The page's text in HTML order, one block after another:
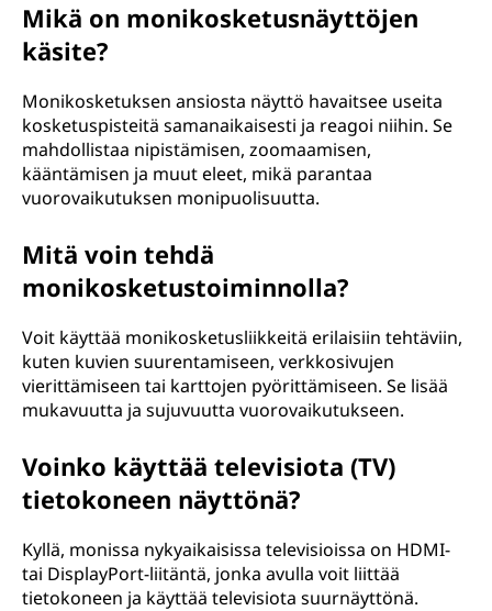
Mikä on monikosketusnäyttöjen
käsite?
Monikosketuksen ansiosta näyttö havaitsee useita
kosketuspisteitä samanaikaisesti ja reagoi niihin. Se
mahdollistaa nipistämisen, zoomaamisen,
kääntämisen ja muut eleet, mikä parantaa
vuorovaikutuksen monipuolisuutta.
Mitä voin tehdä
monikosketustoiminnolla?
Voit käyttää monikosketusliikkeitä erilaisiin tehtäviin,
kuten kuvien suurentamiseen, verkkosivujen
vierittämiseen tai karttojen pyörittämiseen. Se lisää
mukavuutta ja sujuvuutta vuorovaikutukseen.
Voinko käyttää televisiota (TV)
tietokoneen näyttönä?
Kyllä, monissa nykyaikaisissa televisioissa on HDMI-
tai DisplayPort-liitäntä, jonka avulla voit liittää
tietokoneen ja käyttää televisiota suurnäyttönä.